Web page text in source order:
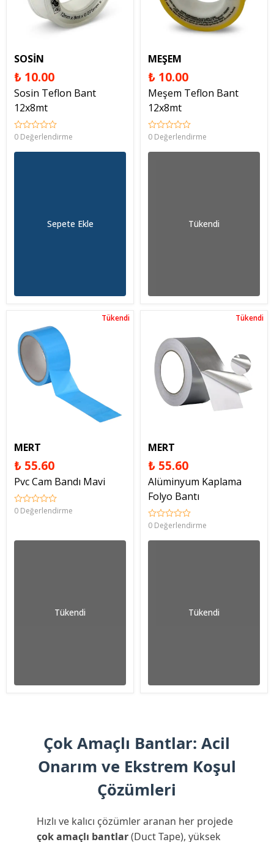
SOSİN
₺ 10.00
Sosin Teflon Bant
12x8mt
0 Değerlendirme
Sepete Ekle
MEŞEM
₺ 10.00
Meşem Teflon Bant
12x8mt
0 Değerlendirme
Tükendi
Tükendi
MERT
₺ 55.60
Pvc Cam Bandı Mavi
0 Değerlendirme
Tükendi
Tükendi
MERT
₺ 55.60
Alüminyum Kaplama
Folyo Bantı
0 Değerlendirme
Tükendi
Çok Amaçlı Bantlar: Acil
Onarım ve Ekstrem Koşul
Çözümleri
Hızlı ve kalıcı çözümler aranan her projede
çok amaçlı bantlar(Duct Tape), yüksek